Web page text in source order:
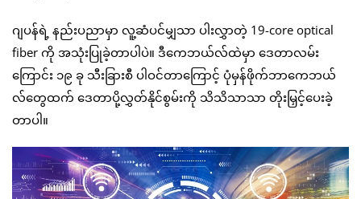
ဂျပန်ရဲ့ နည်းပညာမှာ လူ့ဆံပင်မျှသာ ပါးလွှာတဲ့ 19-core optical
fiber ကို အသုံးပြုခဲ့တာပါပဲ။ ဒီကေဘယ်လ်ထဲမှာ ဒေတာလမ်း
ကြောင်း ၁၉ ခု သီးခြားစီ ပါဝင်တာကြောင့် ပုံမှန်ဖိုက်ဘာကေဘယ်
လ်တွေထက် ဒေတာပို့လွှတ်နိုင်စွမ်းကို သိသိသာသာ တိုးမြှင့်ပေးခဲ့
တာပါ။